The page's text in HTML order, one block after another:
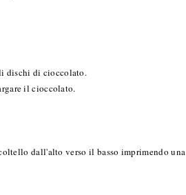
dischi di cioccolato.
il cioccolato.
dall'alto verso il basso imprimendo una